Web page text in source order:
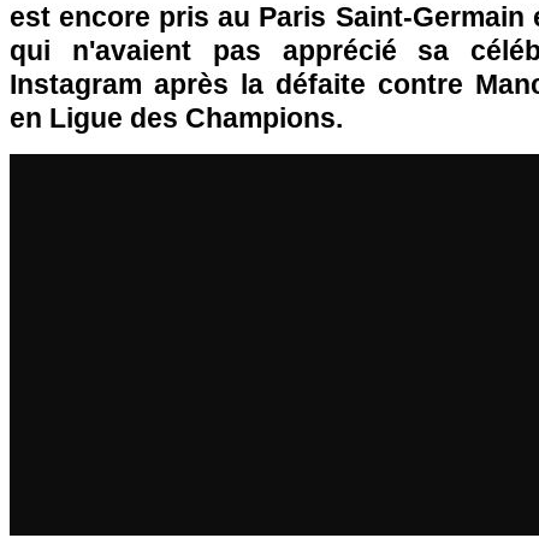
est encore pris au Paris Saint-Germain
qui n'avaient pas apprécié sa
Instagram après la défaite contre
en Ligue des Champions.